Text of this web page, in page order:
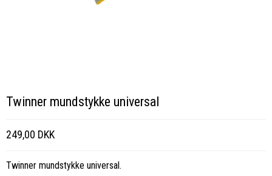
Twinner mundstykke universal
249,00 DKK
Twinner mundstykke universal.